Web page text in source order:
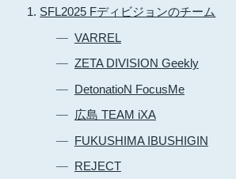
SFL2025 Fディビジョンのチーム
VARREL
ZETA DIVISION Geekly
DetonatioN FocusMe
広島 TEAM iXA
FUKUSHIMA IBUSHIGIN
REJECT